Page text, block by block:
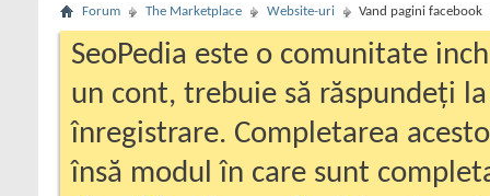
Forum The Marketplace Website-uri Vand pagini facebook
SeoPedia este o comunitate
un cont, trebuie să răspundeți
înregistrare. Completarea
însă modul în care sunt